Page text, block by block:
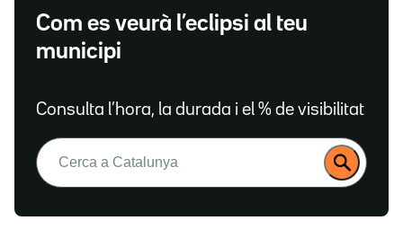
Com es veurà l’eclipsi al teu
municipi
Consulta l’hora, la durada i el % de visibilitat
Buscar: